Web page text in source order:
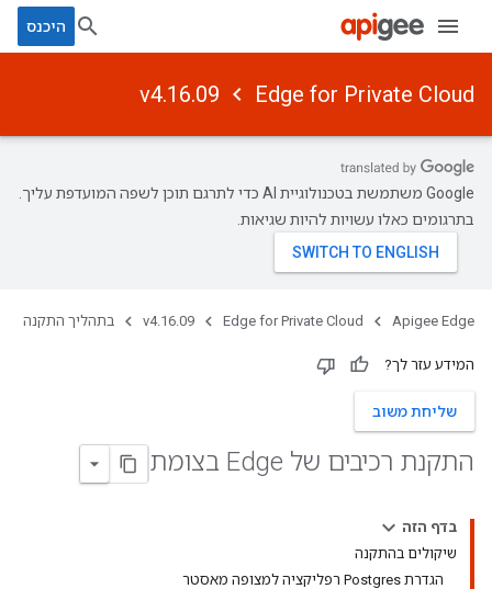
היכנס
Edge for Private Cloud
v4.16.09
‫Google משתמשת בטכנולוגיית AI כדי לתרגם תוכן לשפה המועדפת עליך.
בתרגומים כאלו עשויות להיות שגיאות.
Apigee Edge
Edge for Private Cloud
v4.16.09 בתהליך התקנה
המידע עזר לך?
שליחת משוב
התקנת רכיבים של Edge בצומת
בדף הזה
שיקולים בהתקנה
הגדרת Postgres רפליקציה למצופה מאסטר